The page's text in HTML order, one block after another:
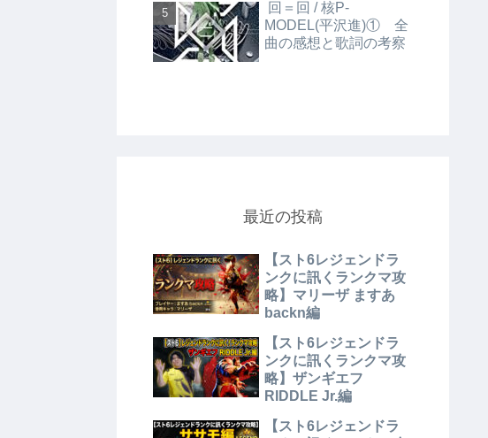
回＝回 / 核P-
MODEL(平沢進)① 全
曲の感想と歌詞の考察
最近の投稿
【スト6レジェンドラ
ンクに訊くランクマ攻
略】マリーザ ますあ
backn編
【スト6レジェンドラ
ンクに訊くランクマ攻
略】ザンギエフ
RIDDLE Jr.編
【スト6レジェンドラ